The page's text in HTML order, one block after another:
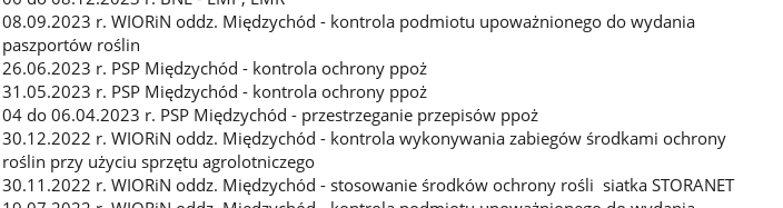
08.09.2023 r. WIORiN oddz. Międzychód - kontrola podmiotu upoważnionego do wydania
paszportów roślin
26.06.2023 r. PSP Międzychód - kontrola ochrony ppoż
31.05.2023 r. PSP Międzychód - kontrola ochrony ppoż
04 do 06.04.2023 r. PSP Międzychód - przestrzeganie przepisów ppoż
30.12.2022 r. WIORiN oddz. Międzychód - kontrola wykonywania zabiegów środkami ochrony
roślin przy użyciu sprzętu agrolotniczego
30.11.2022 r. WIORiN oddz. Międzychód - stosowanie środków ochrony rośli siatka STORANET